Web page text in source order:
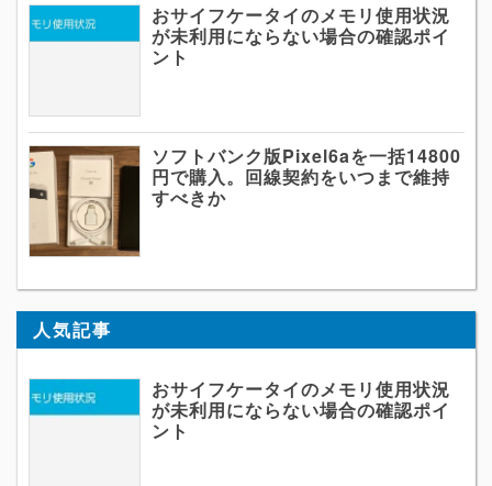
おサイフケータイのメモリ使用状況
が未利用にならない場合の確認ポイ
ント
ソフトバンク版Pixel6aを一括14800
円で購入。回線契約をいつまで維持
すべきか
人気記事
おサイフケータイのメモリ使用状況
が未利用にならない場合の確認ポイ
ント